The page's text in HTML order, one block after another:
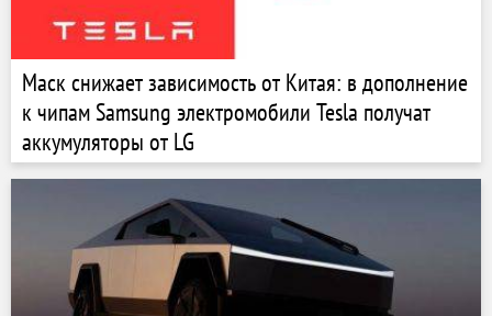
Маск снижает зависимость от Китая: в дополнение
к чипам Samsung электромобили Tesla получат
аккумуляторы от LG